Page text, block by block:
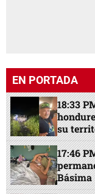
EN PORTADA
18:33
su
17:46
Básima